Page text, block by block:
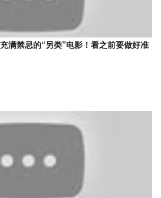
满禁忌的“另类”电影！看之前要做好准